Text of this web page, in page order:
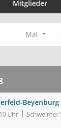
Mitglieder
Mai
Beyenburg
Uhr Schwelmer